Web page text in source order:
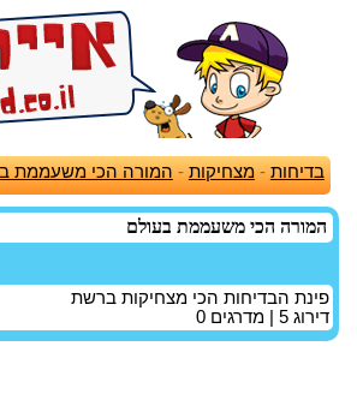
בדיחות -מצחיקות - המורה הכי משעממת
המורה הכי משעממת בעולם
פינת הבדיחות הכי מצחיקות ברשת
דירוג 5 | מדרגים 0